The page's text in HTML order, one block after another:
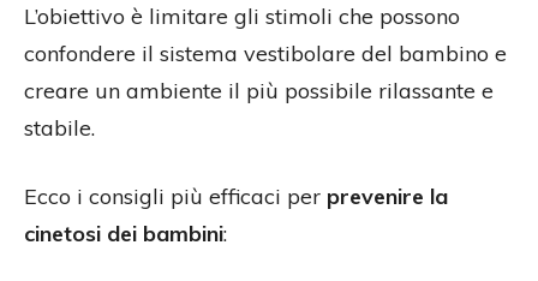
L’obiettivo è limitare gli stimoli che possono
confondere il sistema vestibolare del bambino e
creare un ambiente il più possibile rilassante e
stabile.
Ecco i consigli più efficaci per prevenire la
cinetosi dei bambini: